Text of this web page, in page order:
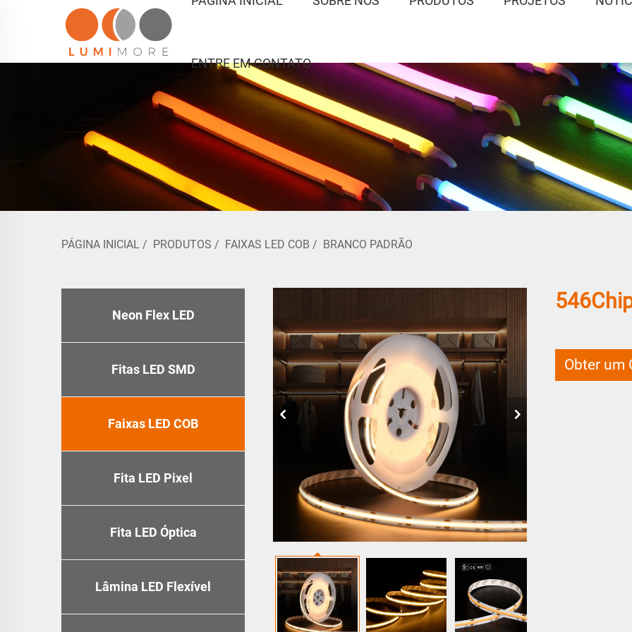
ENTRE EM CONTATO
PÁGINA INICIAL / PRODUTOS / FAIXAS LED COB / BRANCO PADRÃO
Neon Flex LED
Fitas LED SMD
Faixas LED COB
Fita LED Pixel
Fita LED Óptica
Lâmina LED Flexível
Obter um